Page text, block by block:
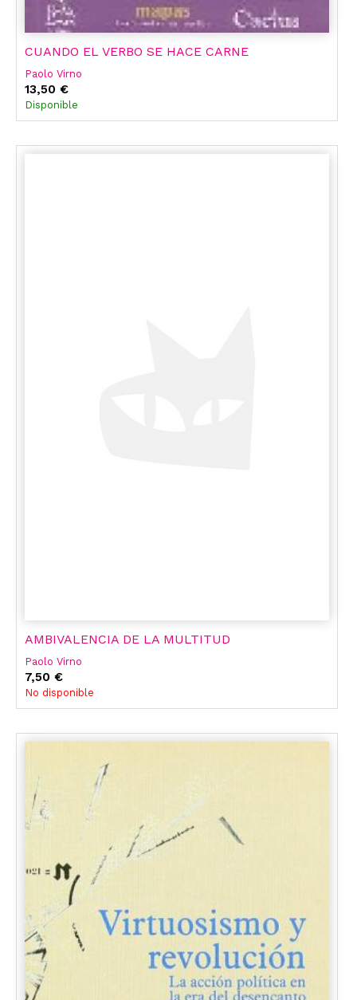
CUANDO EL VERBO SE HACE CARNE
Paolo Virno
13,50 €
Disponible
AMBIVALENCIA DE LA MULTITUD
Paolo Virno
7,50 €
No disponible